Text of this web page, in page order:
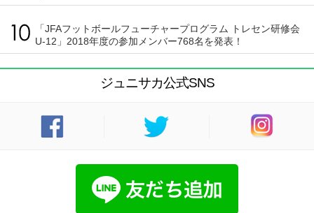
「JFAフットボールフューチャープログラム トレセン研修会
U-12」2018年度の参加メンバー768名を発表！
ジュニサカ公式SNS